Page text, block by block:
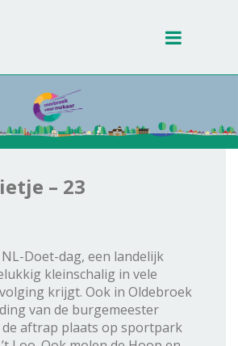
Toggle
– 23
Doet-dag, een landelijk
kleinschalig in vele
krijgt. Ook in Oldebroek
van de burgemeester
aftrap plaats op sportpark